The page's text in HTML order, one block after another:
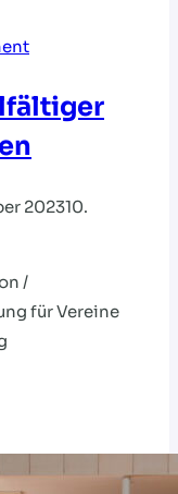
202310.
/
für Vereine